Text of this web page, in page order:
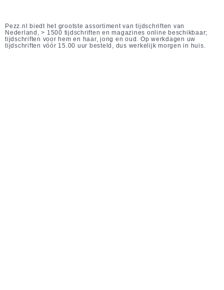
Pezz.nl biedt het grootste assortiment van tijdschriften van
Nederland, > 1500 tijdschriften en magazines online beschikbaar;
tijdschriften voor hem en haar, jong en oud. Op werkdagen uw
tijdschriften vóór 15.00 uur besteld, dus werkelijk morgen in huis.